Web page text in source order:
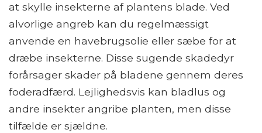
at skylle insekterne af plantens blade. Ved
alvorlige angreb kan du regelmæssigt
anvende en havebrugsolie eller sæbe for at
dræbe insekterne. Disse sugende skadedyr
forårsager skader på bladene gennem deres
foderadfærd. Lejlighedsvis kan bladlus og
andre insekter angribe planten, men disse
tilfælde er sjældne.